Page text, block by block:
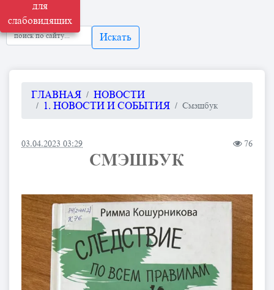
для
слабовидящих
Искать
ГЛАВНАЯ
НОВОСТИ
1. НОВОСТИ И СОБЫТИЯ
Смэшбук
03.04.2023 03:29 76
СМЭШБУК